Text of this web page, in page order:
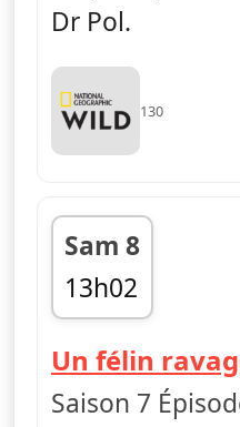
Dr Pol.
130
Sam 8
13h02
fin 13h44
Un félin
Saison 7